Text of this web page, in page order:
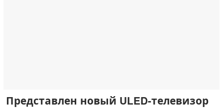
Представлен новый ULED-телевизор